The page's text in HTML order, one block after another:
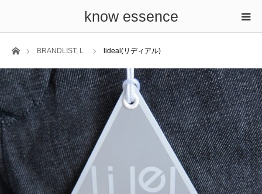
know essence
ホームBRANDLIST, L lideal(リディアル)